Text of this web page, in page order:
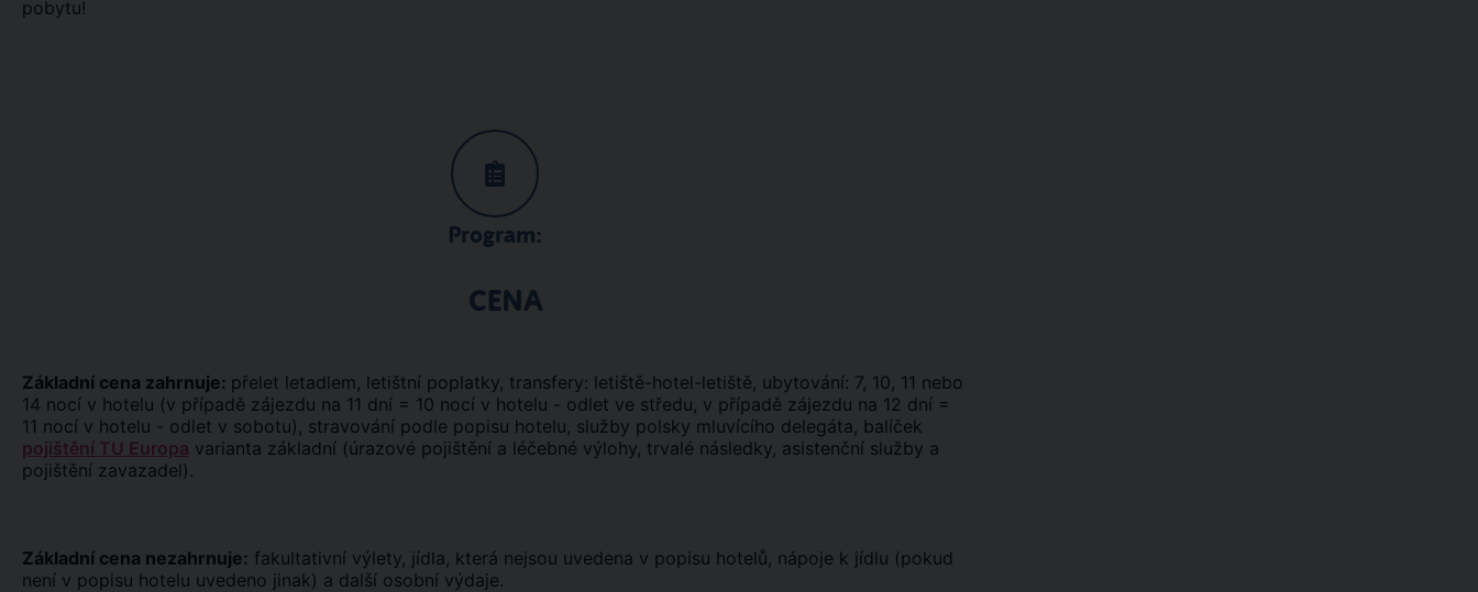
pobytu!
Program:
CENA
Základní cena zahrnuje: přelet letadlem, letištní poplatky, transfery: letiště-hotel-letiště, ubytování: 7, 10, 11 nebo
14 nocí v hotelu (v případě zájezdu na 11 dní = 10 nocí v hotelu - odlet ve středu, v případě zájezdu na 12 dní =
11 nocí v hotelu - odlet v sobotu), stravování podle popisu hotelu, služby polsky mluvícího delegáta, balíček
pojištění TU Europa varianta základní (úrazové pojištění a léčebné výlohy, trvalé následky, asistenční služby a
pojištění zavazadel).
Základní cena nezahrnuje: fakultativní výlety, jídla, která nejsou uvedena v popisu hotelů, nápoje k jídlu (pokud
není v popisu hotelu uvedeno jinak) a další osobní výdaje.